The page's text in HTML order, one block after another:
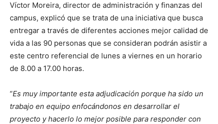
Víctor Moreira, director de administración y finanzas del
campus, explicó que se trata de una iniciativa que busca
entregar a través de diferentes acciones mejor calidad de
vida a las 90 personas que se consideran podrán asistir a
este centro referencial de lunes a viernes en un horario
de 8.00 a 17.00 horas.
“Es muy importante esta adjudicación porque ha sido un
trabajo en equipo enfocándonos en desarrollar el
proyecto y hacerlo lo mejor posible para responder con